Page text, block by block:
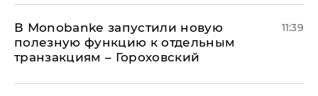
В Мonobankе запустили новую
полезную функцию к отдельным
транзакциям – Гороховский
11:39